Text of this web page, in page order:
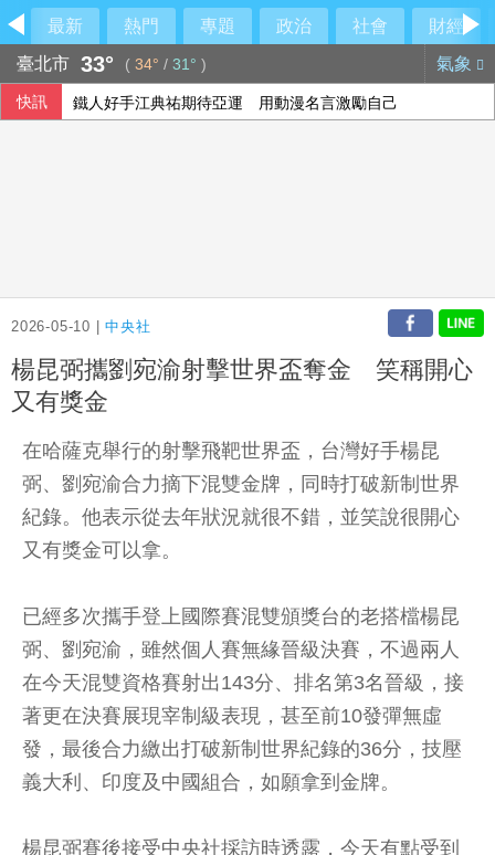
最新 熱門 專題 政治 社會
財經
臺北市 33° ( 34° / 31° ) 氣象
快訊 鐵人好手江典祐期待亞運 用動漫名言激勵自己
2026-05-10 |中央社
楊昆弼攜劉宛渝射擊世界盃奪金 笑稱開心
又有獎金
在哈薩克舉行的射擊飛靶世界盃，台灣好手楊昆
弼、劉宛渝合力摘下混雙金牌，同時打破新制世界
紀錄。他表示從去年狀況就很不錯，並笑說很開心
又有獎金可以拿。
已經多次攜手登上國際賽混雙頒獎台的老搭檔楊昆
弼、劉宛渝，雖然個人賽無緣晉級決賽，不過兩人
在今天混雙資格賽射出143分、排名第3名晉級，接
著更在決賽展現宰制級表現，甚至前10發彈無虛
發，最後合力繳出打破新制世界紀錄的36分，技壓
義大利、印度及中國組合，如願拿到金牌。
楊昆弼賽後接受中央社採訪時透露，今天有點受到